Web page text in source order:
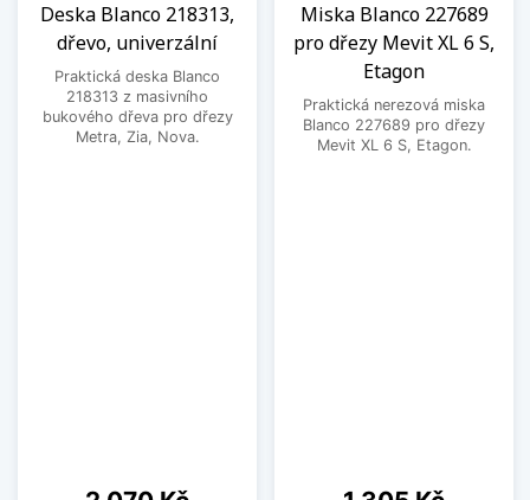
Deska Blanco 218313,
dřevo, univerzální
Praktická deska Blanco
218313 z masivního
bukového dřeva pro dřezy
Metra, Zia, Nova.
Miska Blanco 227689
pro dřezy Mevit XL 6 S,
Etagon
Praktická nerezová miska
Blanco 227689 pro dřezy
Mevit XL 6 S, Etagon.